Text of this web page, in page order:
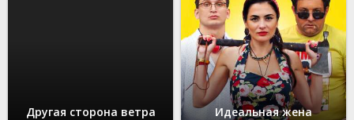
Другая сторона ветра Идеальная жена